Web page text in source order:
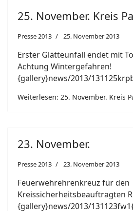
25. November. Kreis
Presse 2013 25. November 2013
Erster Glätteunfall endet mit
Achtung Wintergefahren!
{gallery}news/2013/
Weiterlesen: 25. November. Kreis
23. November.
Presse 2013 23. November 2013
Feuerwehrehrenkreuz für den
Kreissicherheitsbeauftragten
{gallery}news/2013/